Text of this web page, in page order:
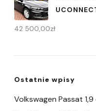
42 500,00zł
Ostatnie wpisy
Volkswagen Passat